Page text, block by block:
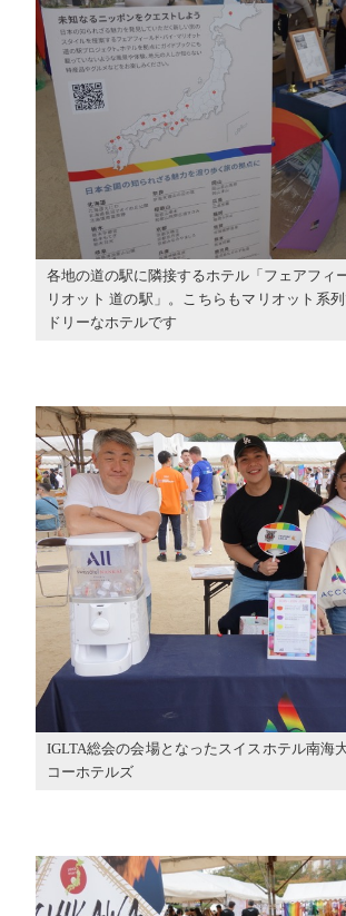
各地の道の駅に隣接するホテル「フェアフィ
リオット 道の駅」。こちらもマリオット系
ドリーなホテルです
IGLTA総会の会場となったスイスホテル南海
コーホテルズ